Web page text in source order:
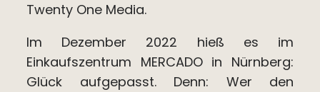
Twenty One Media.
Im Dezember 2022 hieß es im
Einkaufszentrum MERCADO in Nürnberg:
Glück aufgepasst. Denn: Wer den